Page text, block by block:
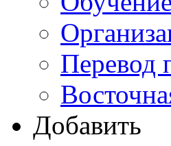
Перевод
Добавить